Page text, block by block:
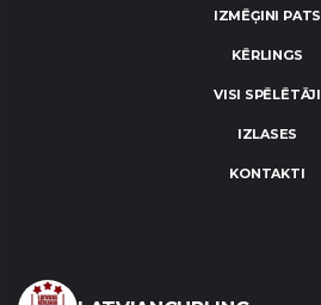
IZMĒĢINI PATS
KĒRLINGS
VISI SPĒLĒTĀJI
IZLASES
KONTAKTI